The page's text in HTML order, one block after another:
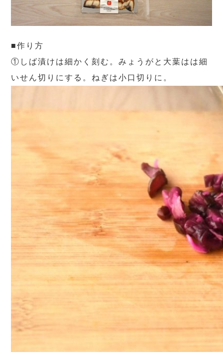
■作り方
①しば漬けは細かく刻む。みょうがと大葉はは細
いせん切りにする。ねぎは小口切りに。